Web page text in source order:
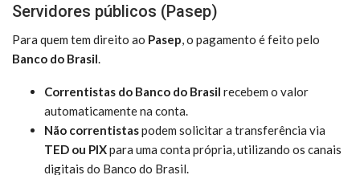
Servidores públicos (Pasep)
Para quem tem direito ao Pasep, o pagamento é feito pelo
Banco do Brasil.
Correntistas do Banco do Brasil recebem o valor
automaticamente na conta.
Não correntistaspodem solicitar a transferência via
TED ou PIXpara uma conta própria, utilizando os canais
digitais do Banco do Brasil.